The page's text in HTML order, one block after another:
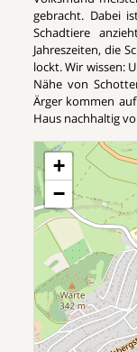
gebracht. Dabei
Schadtiere
Jahreszeiten, die
lockt. Wir wissen:
Nähe von
Ärger kommen
Haus nachhaltig
+
−